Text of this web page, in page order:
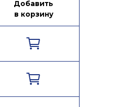
Добавить
в корзину